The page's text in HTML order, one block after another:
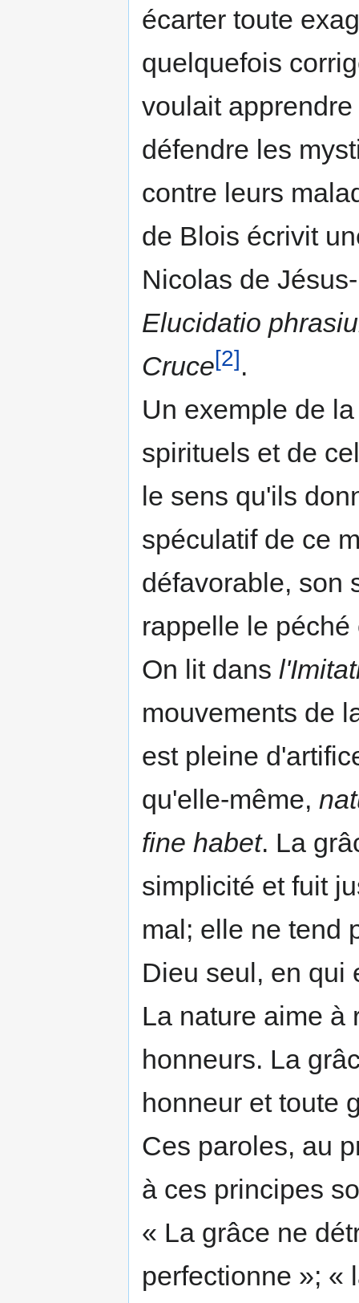
écarter toute
quelquefois
voulait
défendre les
contre leurs
de Blois écrivit
Nicolas de
Elucidatio
Cruce[2].
Un exemple de
spirituels et de
le sens qu'ils
spéculatif de ce
défavorable, son
rappelle le péché
On lit dans
mouve­ments de
est pleine
qu'elle-même,
fine habet. La
simplicité et fuit
mal; elle ne tend
Dieu seul, en qui
La nature aime à
honneurs. La
honneur et toute
Ces paroles, au
à ces principes
« La grâce ne
perfectionne »; «